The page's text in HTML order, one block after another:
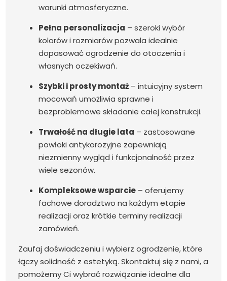
warunki atmosferyczne.
Pełna personalizacja – szeroki wybór
kolorów i rozmiarów pozwala idealnie
dopasować ogrodzenie do otoczenia i
własnych oczekiwań.
Szybki i prosty montaż – intuicyjny system
mocowań umożliwia sprawne i
bezproblemowe składanie całej konstrukcji.
Trwałość na długie lata – zastosowane
powłoki antykorozyjne zapewniają
niezmienny wygląd i funkcjonalność przez
wiele sezonów.
Kompleksowe wsparcie – oferujemy
fachowe doradztwo na każdym etapie
realizacji oraz krótkie terminy realizacji
zamówień.
Zaufaj doświadczeniu i wybierz ogrodzenie, które
łączy solidność z estetyką. Skontaktuj się z nami, a
pomożemy Ci wybrać rozwiązanie idealne dla